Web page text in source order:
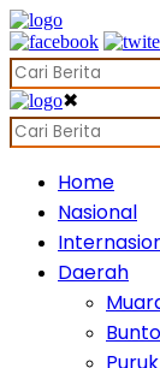
✖
Home
Nasional
Daerah